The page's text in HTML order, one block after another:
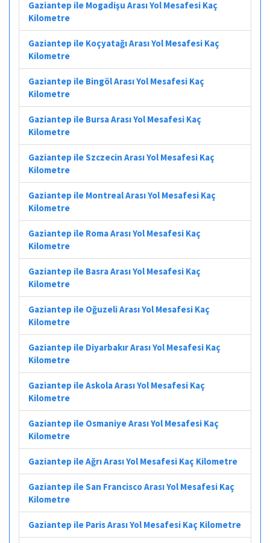
Gaziantep ile Mogadişu Arası Yol Mesafesi Kaç
Kilometre
Gaziantep ile Koçyatağı Arası Yol Mesafesi Kaç
Kilometre
Gaziantep ile Bingöl Arası Yol Mesafesi Kaç
Kilometre
Gaziantep ile Bursa Arası Yol Mesafesi Kaç
Kilometre
Gaziantep ile Szczecin Arası Yol Mesafesi Kaç
Kilometre
Gaziantep ile Montreal Arası Yol Mesafesi Kaç
Kilometre
Gaziantep ile Roma Arası Yol Mesafesi Kaç
Kilometre
Gaziantep ile Basra Arası Yol Mesafesi Kaç
Kilometre
Gaziantep ile Oğuzeli Arası Yol Mesafesi Kaç
Kilometre
Gaziantep ile Diyarbakır Arası Yol Mesafesi Kaç
Kilometre
Gaziantep ile Askola Arası Yol Mesafesi Kaç
Kilometre
Gaziantep ile Osmaniye Arası Yol Mesafesi Kaç
Kilometre
Gaziantep ile Ağrı Arası Yol Mesafesi Kaç Kilometre
Gaziantep ile San Francisco Arası Yol Mesafesi Kaç
Kilometre
Gaziantep ile Paris Arası Yol Mesafesi Kaç Kilometre